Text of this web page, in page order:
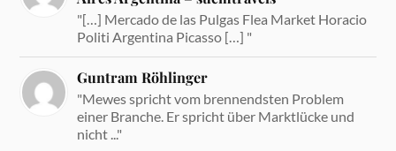
"[…] Mercado de las Pulgas Flea Market Horacio
Politi Argentina Picasso […] "
Guntram Röhlinger
"Mewes spricht vom brennendsten Problem
einer Branche. Er spricht über Marktlücke und
nicht ..."